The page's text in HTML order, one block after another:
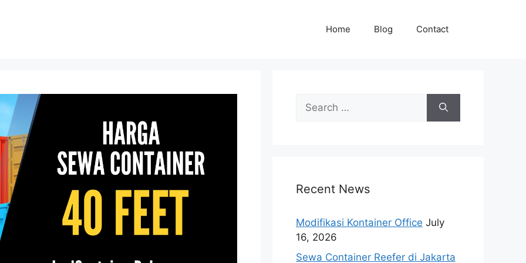
Home Blog Contact
Search
for:
Recent News
Modifikasi Kontainer Office July
16, 2026
Sewa Container Reefer di Jakarta